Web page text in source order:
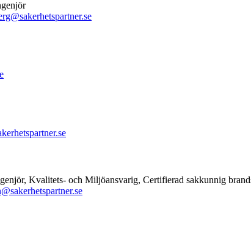
Kvalitets- och Miljöansvarig, Certifierad sakkunnig